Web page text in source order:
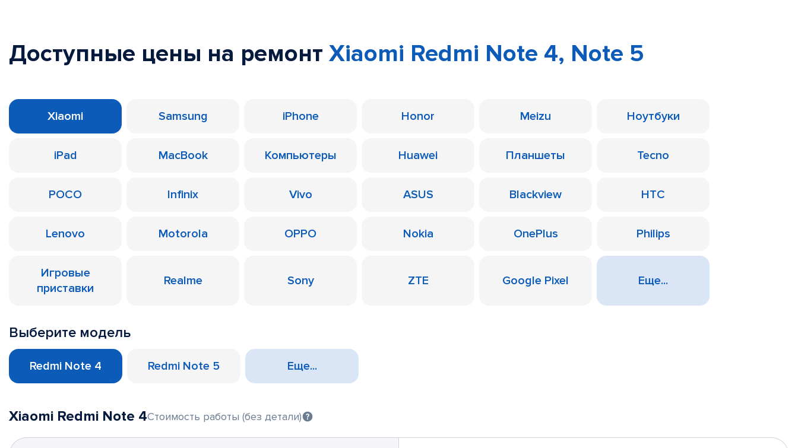
Доступные цены на ремонт Xiaomi Redmi Note 4, Note 5
Xiaomi Samsung iPhone Honor Meizu Ноутбуки
iPad MacBook Компьютеры Huawei Планшеты Tecno
POCO Infinix Vivo ASUS Blackview HTC
Lenovo Motorola OPPO Nokia OnePlus Philips
Игровые
приставки
Realme Sony ZTE Google Pixel Еще...
Выберите модель
Redmi Note 4 Redmi Note 5 Еще...
Xiaomi Redmi Note 4Стоимость работы (без детали)